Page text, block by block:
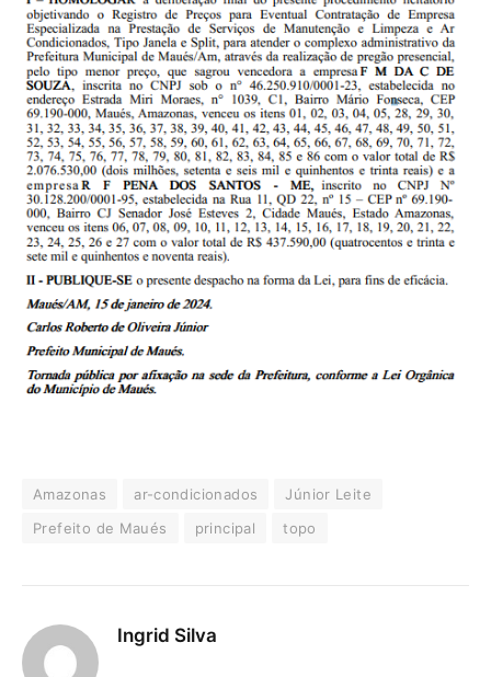
Amazonas ar-condicionados
Júnior Leite
Prefeito de Maués
principal topo
Ingrid Silva